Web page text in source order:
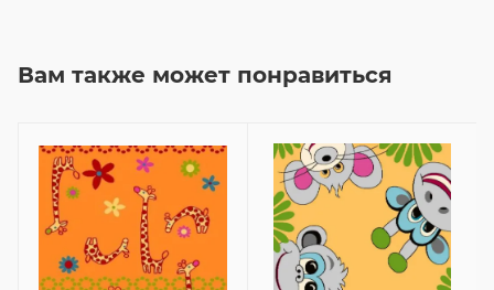
Вам также может понравиться